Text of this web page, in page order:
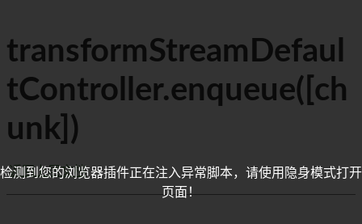
transformStreamDefaul
tController.enqueue([ch
unk])
返回上层文档
检测到您的浏览器插件正在注入异常脚本，请使用隐身模式打开
页面！